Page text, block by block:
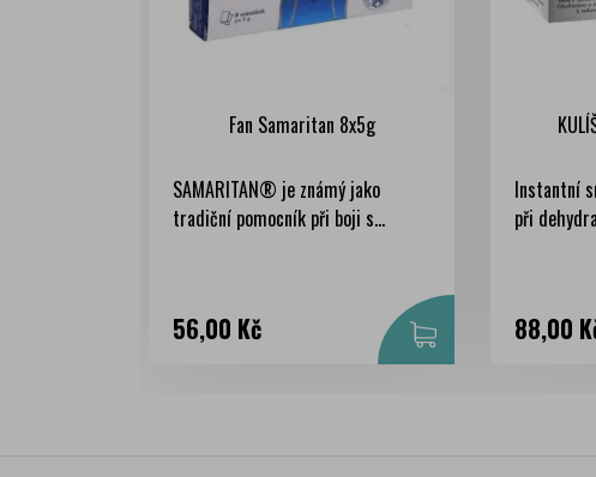
Fan Samaritan 8x5g
SAMARITAN® je známý jako
tradiční pomocník při boji s...
Cena
56,00 Kč
Instantní
při
Cena
88,00